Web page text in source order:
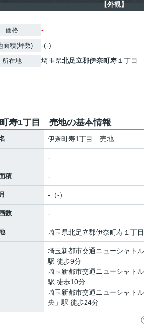
【外観】
価格 -
面積(坪数) -(-)
所在地 埼玉県北足立郡伊奈町寿 １丁目
寿1丁目 売地の基本情報
伊奈町寿1丁目 売地
-
積 -
-（-）
数 -
埼玉県北足立郡伊奈町寿 １丁目
埼玉新都市交通ニューシャトル
駅 徒歩9分
埼玉新都市交通ニューシャトル
駅 徒歩10分
埼玉新都市交通ニューシャトル
央 」駅 徒歩24分